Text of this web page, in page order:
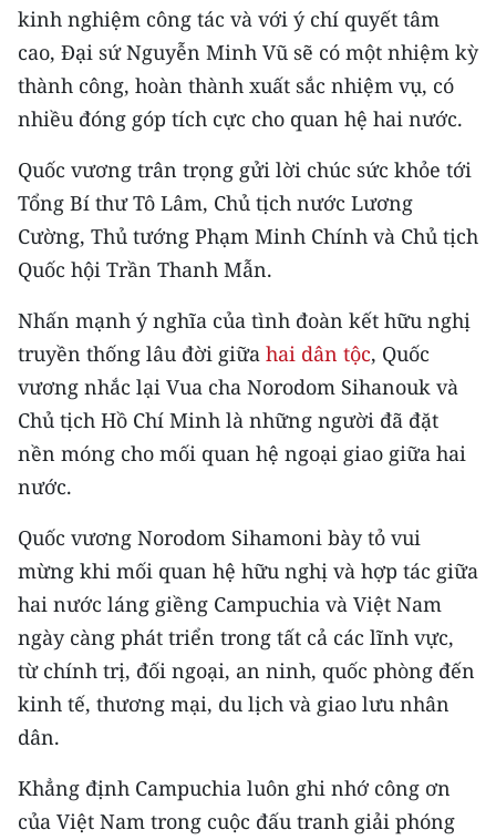
MEDIA CENTER
E-Magazine
Video
Media Chính trị
Media Kinh tế
Media Văn hóa
Media Xã hội
Media Pháp luật
Media Du lịch
Media Thế giới
Media Thể thao
Media Giáo dục
Media Y tế
Media Khoa học - Công nghệ
Media Môi trường
Ảnh
kinh nghiệm công tác và với ý chí quyết tâm
cao, Đại sứ Nguyễn Minh Vũ sẽ có một nhiệm kỳ
thành công, hoàn thành xuất sắc nhiệm vụ, có
nhiều đóng góp tích cực cho quan hệ hai nước.
Quốc vương trân trọng gửi lời chúc sức khỏe tới
Tổng Bí thư Tô Lâm, Chủ tịch nước Lương
Cường, Thủ tướng Phạm Minh Chính và Chủ tịch
Quốc hội Trần Thanh Mẫn.
Nhấn mạnh ý nghĩa của tình đoàn kết hữu nghị
truyền thống lâu đời giữa hai dân tộc, Quốc
vương nhắc lại Vua cha Norodom Sihanouk và
Chủ tịch Hồ Chí Minh là những người đã đặt
nền móng cho mối quan hệ ngoại giao giữa hai
nước.
Quốc vương Norodom Sihamoni bày tỏ vui
mừng khi mối quan hệ hữu nghị và hợp tác giữa
hai nước láng giềng Campuchia và Việt Nam
ngày càng phát triển trong tất cả các lĩnh vực,
từ chính trị, đối ngoại, an ninh, quốc phòng đến
kinh tế, thương mại, du lịch và giao lưu nhân
dân.
Khẳng định Campuchia luôn ghi nhớ công ơn
của Việt Nam trong cuộc đấu tranh giải phóng